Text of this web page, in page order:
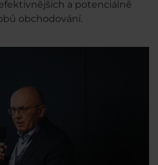
a potenciálně
obchodování.